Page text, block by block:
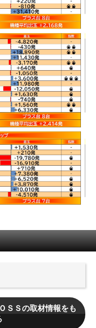
ＳＳの取材情報をも